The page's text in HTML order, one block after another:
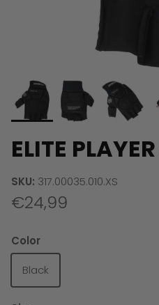
ELITE
SKU: 317.00035.010.XS
€24,99
Color
Black